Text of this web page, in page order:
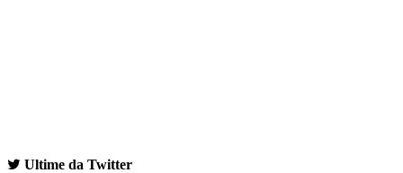
Ultime da Twitter